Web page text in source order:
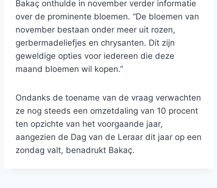
Bakaç onthulde in november verder informatie
over de prominente bloemen. “De bloemen van
november bestaan ​​onder meer uit rozen,
gerbermadeliefjes en chrysanten. Dit zijn
geweldige opties voor iedereen die deze
maand bloemen wil kopen.”
Ondanks de toename van de vraag verwachten
ze nog steeds een omzetdaling van 10 procent
ten opzichte van het voorgaande jaar,
aangezien de Dag van de Leraar dit jaar op een
zondag valt, benadrukt Bakaç.